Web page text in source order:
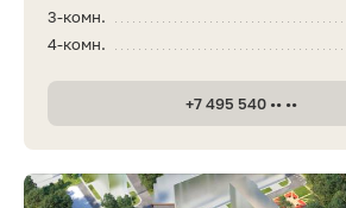
3-комн.
4-комн.
+7 495 540 •• ••